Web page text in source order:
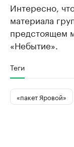
Интересно,
материала
предстоящем
«Небытие».
Теги
«пакет Яровой»